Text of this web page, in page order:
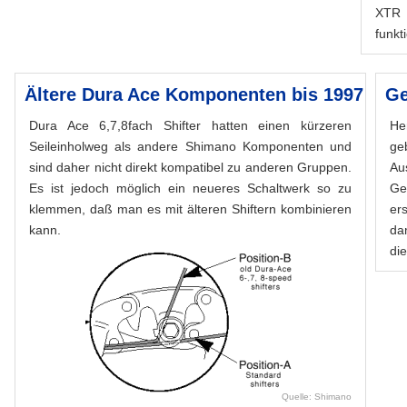
Ältere Dura Ace Komponenten bis 1997
Dura Ace 6,7,8fach Shifter hatten einen kürzeren
Seileinholweg als andere Shimano Komponenten und
sind daher nicht direkt kompatibel zu anderen Gruppen.
Es ist jedoch möglich ein neueres Schaltwerk so zu
klemmen, daß man es mit älteren Shiftern kombinieren
kann.
Quelle: Shimano